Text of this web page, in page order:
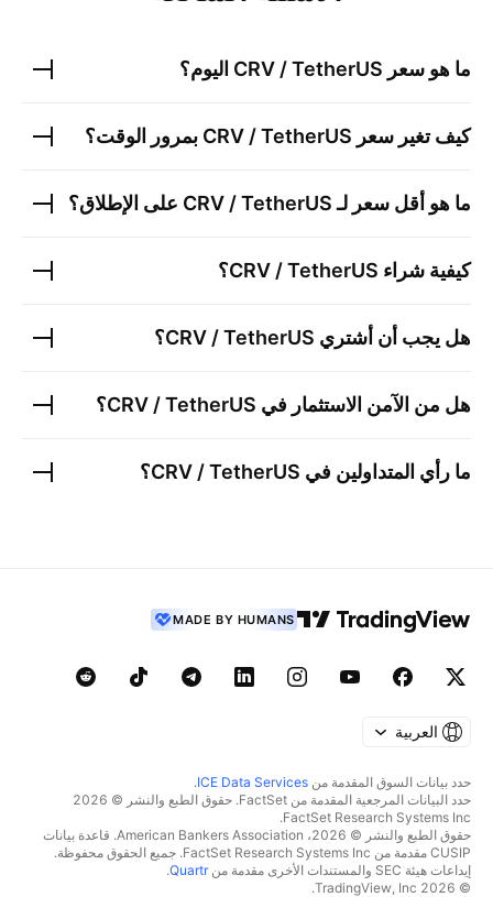
ما هو سعر CRV / TetherUS اليوم؟
كيف تغير سعر CRV / TetherUS بمرور الوقت؟
ما هو أقل سعر لـCRV / TetherUS على الإطلاق؟
كيفية شراء CRV / TetherUS؟
هل يجب أن أشتري CRV / TetherUS؟
هل من الآمن الاستثمار في CRV / TetherUS؟
ما رأي المتداولين في CRV / TetherUS؟
MADE BY HUMANS
العربية
حدد بيانات السوق المقدمة من ICE Data Services
.
حدد البيانات المرجعية المقدمة من FactSet. حقوق الطبع والنشر © 2026
FactSet Research Systems Inc.
حقوق الطبع والنشر © 2026، American Bankers Association. قاعدة بيانات
CUSIP مقدمة من FactSet Research Systems Inc. جميع الحقوق محفوظة.
إيداعات هيئة SEC والمستندات الأخرى مقدمة من
Quartr
.
© 2026 TradingView, Inc.